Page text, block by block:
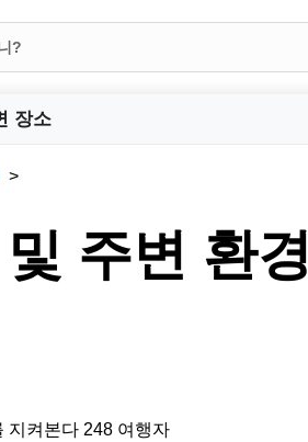
장소
주변 환경
지켜본다 248 여행자